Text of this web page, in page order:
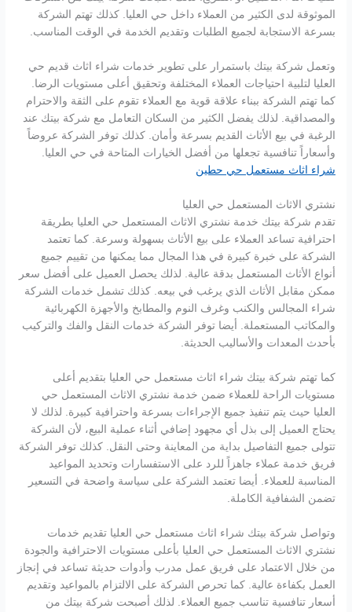
الموثوقة لدى الكثير من العملاء داخل حي العليا. كذلك تهتم الشركة
بسرعة الاستجابة لجميع الطلبات وتقديم الخدمة في الوقت المناسب.
وتعمل شركة بيتك باستمرار على تطوير خدمات شراء اثاث قديم حي
العليا لتلبية احتياجات العملاء المختلفة وتحقيق أعلى مستويات الرضا.
كما تهتم الشركة ببناء علاقة قوية مع العملاء تقوم على الثقة والاحترام
والمصداقية. لذلك يفضل الكثير من السكان التعامل مع شركة بيتك عند
الرغبة في بيع الأثاث القديم بسرعة وأمان. كذلك توفر الشركة عروضاً
وأسعاراً تنافسية تجعلها من أفضل الخيارات المتاحة في حي العليا.
شراء اثاث مستعمل حي حطين
نشتري الاثاث المستعمل حي العليا
تقدم شركة بيتك خدمة نشتري الاثاث المستعمل حي العليا بطريقة
احترافية تساعد العملاء على بيع الأثاث بسهولة وسرعة. كما تعتمد
الشركة على خبرة كبيرة في هذا المجال مما يمكنها من تقييم جميع
أنواع الأثاث المستعمل بدقة عالية. لذلك يحصل العميل على أفضل سعر
ممكن مقابل الأثاث الذي يرغب في بيعه. كذلك تشمل خدمات الشركة
شراء المجالس والكنب وغرف النوم والمطابخ والأجهزة الكهربائية
والمكاتب المستعملة. أيضا توفر الشركة خدمات النقل والفك والتركيب
بأحدث المعدات والأساليب الحديثة.
كما تهتم شركة بيتك شراء اثاث مستعمل حي العليا بتقديم أعلى
مستويات الراحة للعملاء ضمن خدمة نشتري الاثاث المستعمل حي
العليا حيث يتم تنفيذ جميع الإجراءات بسرعة واحترافية كبيرة. لذلك لا
يحتاج العميل إلى بذل أي مجهود إضافي أثناء عملية البيع، لأن الشركة
تتولى جميع التفاصيل بداية من المعاينة وحتى النقل. كذلك توفر الشركة
فريق خدمة عملاء جاهزاً للرد على الاستفسارات وتحديد المواعيد
المناسبة للعملاء. أيضا تعتمد الشركة على سياسة واضحة في التسعير
تضمن الشفافية الكاملة.
وتواصل شركة بيتك شراء اثاث مستعمل حي العليا تقديم خدمات
نشتري الاثاث المستعمل حي العليا بأعلى مستويات الاحترافية والجودة
من خلال الاعتماد على فريق عمل مدرب وأدوات حديثة تساعد في إنجاز
العمل بكفاءة عالية. كما تحرص الشركة على الالتزام بالمواعيد وتقديم
أسعار تنافسية تناسب جميع العملاء. لذلك أصبحت شركة بيتك من